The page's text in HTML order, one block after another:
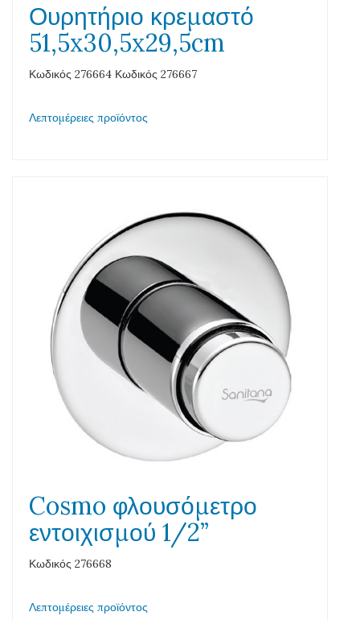
Ουρητήριο κρεμαστό
51,5x30,5x29,5cm
Κωδικός 276664 Κωδικός 276667
Λεπτομέρειες προϊόντος
Cosmo φλουσόμετρο
εντοιχισμού 1/2”
Κωδικός 276668
Λεπτομέρειες προϊόντος